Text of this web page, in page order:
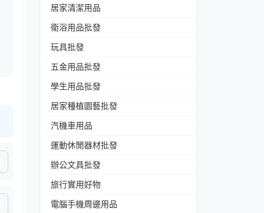
居家清潔用品
衛浴用品批發
玩具批發
五金用品批發
學生用品批發
居家種植園藝批發
汽機車用品
運動休閒器材批發
辦公文具批發
旅行實用好物
電腦手機周邊用品